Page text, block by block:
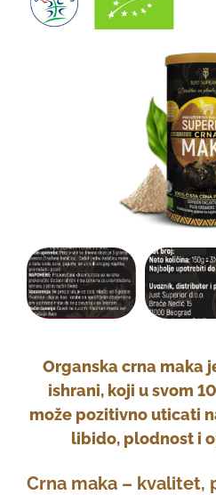
Organska crna maka
ishrani, koji u svom
može pozitivno uticati
libido, plodnost i
Crna maka – kvalitet,